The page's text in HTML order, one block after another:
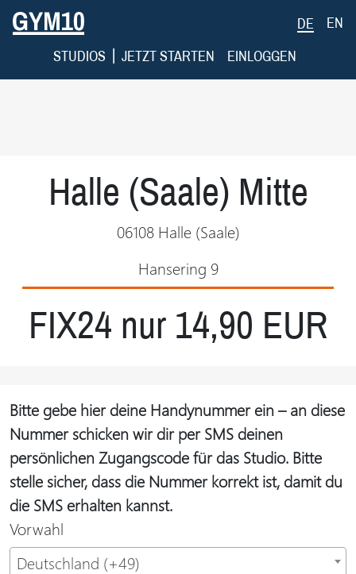
DE
EN
STUDIOS | JETZT STARTEN EINLOGGEN
Halle (Saale) Mitte
06108 Halle (Saale)
Hansering 9
FIX24 nur 14,90 EUR
Bitte gebe hier deine Handynummer ein – an diese
Nummer schicken wir dir per SMS deinen
persönlichen Zugangscode für das Studio. Bitte
stelle sicher, dass die Nummer korrekt ist, damit du
die SMS erhalten kannst.
Vorwahl
Deutschland (+49)